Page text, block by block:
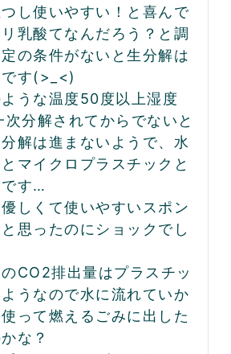
し使いやすい！と喜んで
乳酸てなんだろう？と調
の条件がないと生分解は
す(>_<)
うな温度50度以上湿度
分解されてからでないと
解は進まないようで、水
マイクロプラスチックと
です…
しくて使いやすいスポン
思ったのにショックでし
CO2排出量はプラスチッ
うなので水に流れていか
って燃えるごみに出した
な？